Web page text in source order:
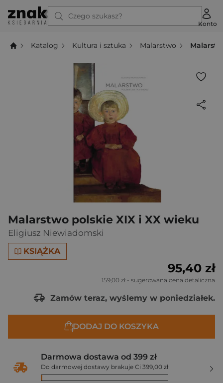
Czego szukasz?
Konto
Katalog Kultura i sztuka Malarstwo
Malarstwo polskie XIX i XX wieku
Eligiusz Niewiadomski
KSIĄŻKA
95,40 zł
159,00 zł - sugerowana cena detaliczna
Zamów teraz, wyślemy w poniedziałek.
DODAJ DO KOSZYKA
Darmowa dostawa od 399 zł
Do darmowej dostawy brakuje Ci 399,00 zł